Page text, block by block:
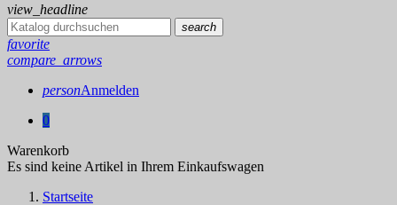
view_headline
search
favorite
compare_arrows
personAnmelden
0
Warenkorb
Es sind keine Artikel in Ihrem Einkaufswagen
Startseite